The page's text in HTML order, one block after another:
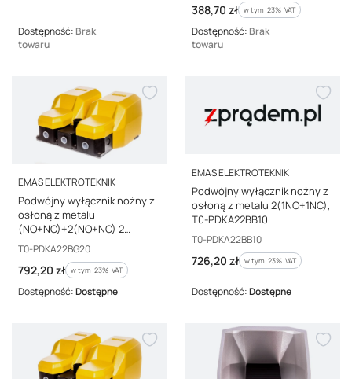
Dostępność: Brak
towaru
Cena brutto
388,70 zł w tym %s VAT
w tym 23% VAT
Dostępność: Brak
towaru
PRODUCENT
EMAS ELEKTROTEKNIK
Podwójny wyłącznik nożny z
osłoną z metalu
(NO+NC)+2(NO+NC) 2
prędkości, T0-PDKA22BG20
Kod producenta
T0-PDKA22BG20
Cena brutto
792,20 zł w tym %s VAT
w tym 23% VAT
Dostępność:Dostępne
PRODUCENT
EMAS ELEKTROTEKNIK
Podwójny wyłącznik nożny z
osłoną z metalu 2(1NO+1NC),
T0-PDKA22BB10
Kod producenta
T0-PDKA22BB10
Cena brutto
726,20 zł w tym %s VAT
w tym 23% VAT
Dostępność:Dostępne